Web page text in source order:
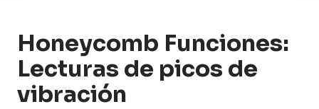
Honeycomb Funciones:
Lecturas de picos de
vibración